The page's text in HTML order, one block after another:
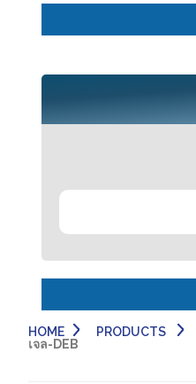
HOME PRODUCTS
เจล-DEB